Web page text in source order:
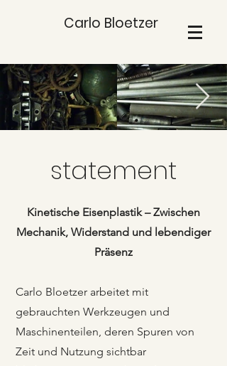
Carlo Bloetzer
statement
Kinetische Eisenplastik – Zwischen
Mechanik, Widerstand und lebendiger
Präsenz
Carlo Bloetzer arbeitet mit
gebrauchten Werkzeugen und
Maschinenteilen, deren Spuren von
Zeit und Nutzung sichtbar